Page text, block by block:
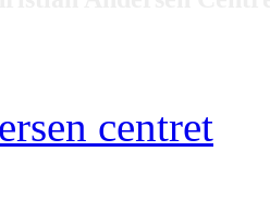
centret